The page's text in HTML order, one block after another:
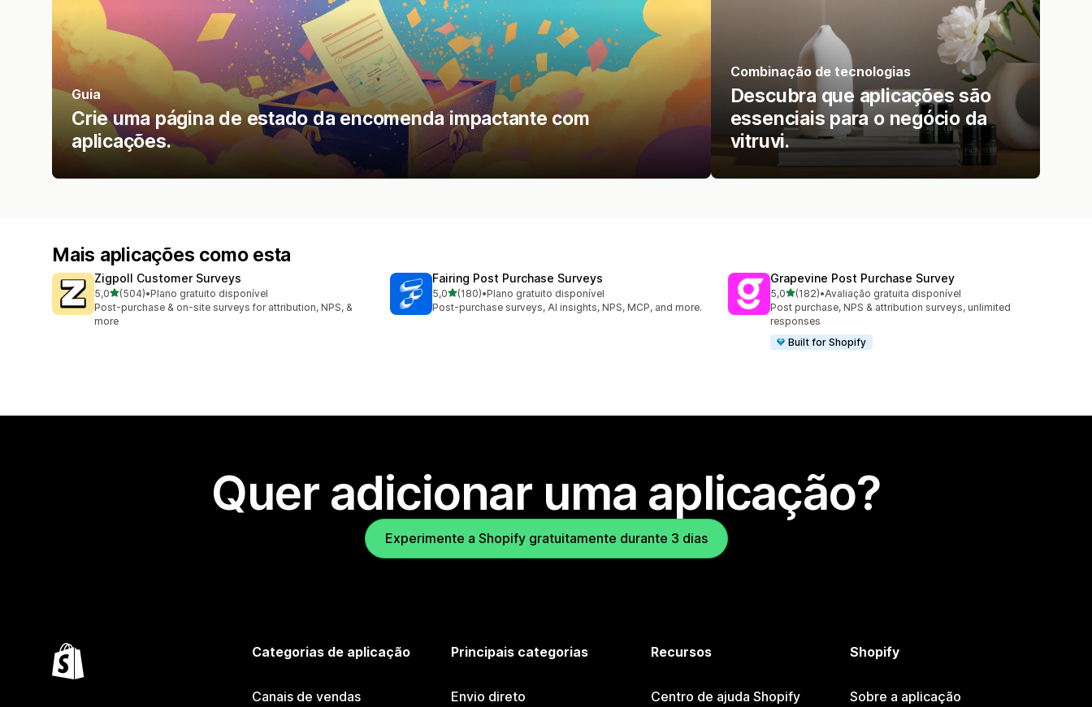
Guia
Crie uma página de estado da encomenda impactante com
aplicações.
Combinação de tecnologias
Descubra que aplicações são
essenciais para o negócio da
vitruvi.
Mais aplicações como esta
Zigpoll Customer Surveys
5,0de 5 estrelas
(504)
504 total de avaliações
•Plano gratuito disponível
Post-purchase & on-site surveys for attribution, NPS, &
more
Fairing Post Purchase Surveys
5,0de 5 estrelas
(180)
180 total de avaliações
•Plano gratuito disponível
Post-purchase surveys, AI insights, NPS, MCP, and more.
Grapevine Post Purchase Survey
5,0de 5 estrelas
(182)
182 total de avaliações
•Avaliação gratuita disponível
Post purchase, NPS & attribution surveys, unlimited
responses
Built for Shopify
Quer adicionar uma aplicação?
Experimente a Shopify gratuitamente durante 3 dias
Categorias de aplicação
Canais de vendas
Principais categorias
Envio direto
Recursos
Centro de ajuda Shopify
Shopify
Sobre a aplicação